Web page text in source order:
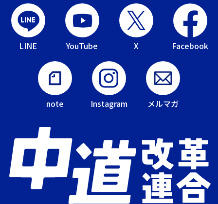
LINE YouTube X Facebook
note Instagram メルマガ